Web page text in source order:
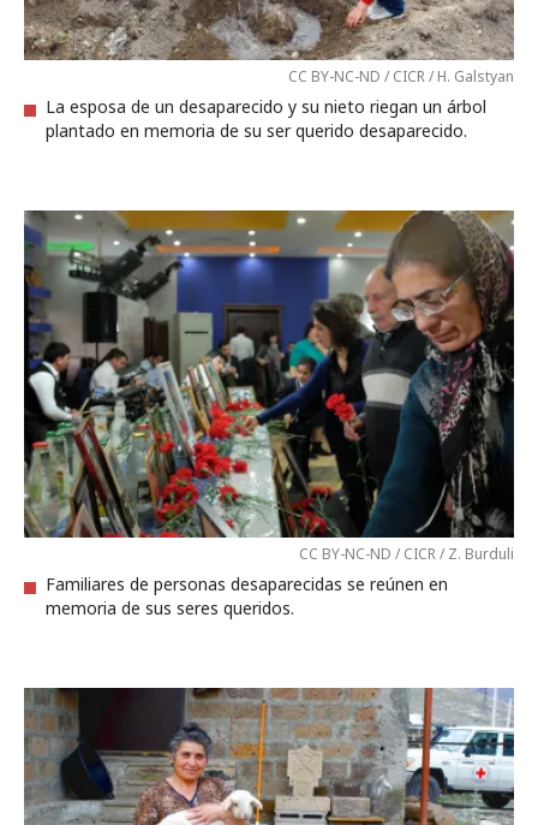
CC BY-NC-ND / CICR / H. Galstyan
La esposa de un desaparecido y su nieto riegan un árbol
plantado en memoria de su ser querido desaparecido.
CC BY-NC-ND / CICR / Z. Burduli
Familiares de personas desaparecidas se reúnen en
memoria de sus seres queridos.